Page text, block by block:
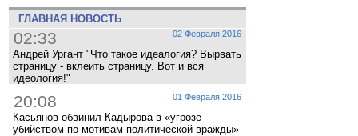
ГЛАВНАЯ НОВОСТЬ
02 Февраля 2016
02:33
Андрей Ургант "Что такое идеалогия? Вырвать
страницу - вклеить страницу. Вот и вся
идеология!"
01 Февраля 2016
20:08
Касьянов обвинил Кадырова в «угрозе
убийством по мотивам политической вражды»